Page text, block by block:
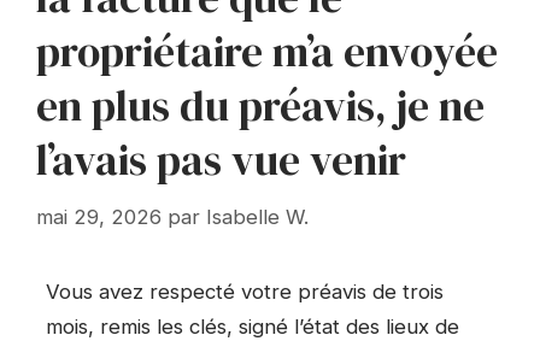
propriétaire m’a envoyée
en plus du préavis, je ne
l’avais pas vue venir
mai 29, 2026 par Isabelle W.
Vous avez respecté votre préavis de trois
mois, remis les clés, signé l’état des lieux de